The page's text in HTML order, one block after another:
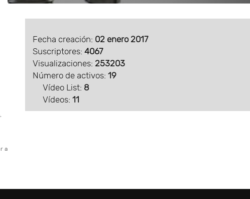
a
Fecha creación: 02 enero 2017
Suscriptores: 4067
Visualizaciones: 253203
Número de activos: 19
Vídeo List: 8
Vídeos: 11